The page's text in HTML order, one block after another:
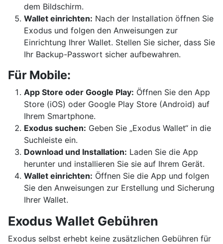
dem Bildschirm.
Wallet einrichten: Nach der Installation öffnen Sie
Exodus und folgen den Anweisungen zur
Einrichtung Ihrer Wallet. Stellen Sie sicher, dass Sie
Ihr Backup-Passwort sicher aufbewahren.
Für Mobile:
App Store oder Google Play: Öffnen Sie den App
Store (iOS) oder Google Play Store (Android) auf
Ihrem Smartphone.
Exodus suchen: Geben Sie „Exodus Wallet“ in die
Suchleiste ein.
Download und Installation: Laden Sie die App
herunter und installieren Sie sie auf Ihrem Gerät.
Wallet einrichten: Öffnen Sie die App und folgen
Sie den Anweisungen zur Erstellung und Sicherung
Ihrer Wallet.
Exodus Wallet Gebühren
Exodus selbst erhebt keine zusätzlichen Gebühren für